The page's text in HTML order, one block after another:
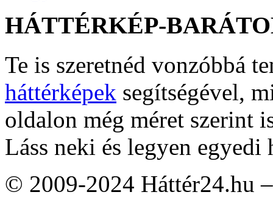
HÁTTÉRKÉP-
Te is szeretnéd vonzóbbá
háttérképek segítségével,
oldalon még méret szerint
Láss neki és legyen egyedi
© 2009-2024 Háttér24.hu